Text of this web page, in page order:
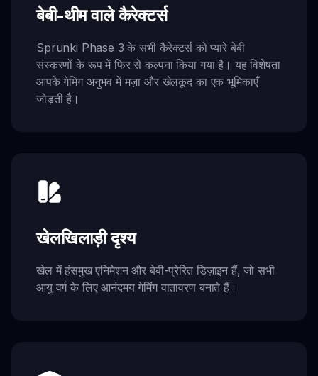
बेबी-थीम वाले कैरेक्टर्स
Sprunki Phase 3 के सभी कैरेक्टर्स को प्यारे बेबी
संस्करणों के रूप में फिर से कल्पना किया गया है। यह विशेषता
आपके गेमिंग अनुभव में मज़ा और खेलकूद का एक भूमिकाएँ
जोड़ती है।
खेलखिलाड़ी दृश्य
खेल में हंसमुख एनिमेशन और बेबी-प्रेरित डिज़ाइन हैं, जो सभी
आयु वर्ग के लिए आनंदमय गेमिंग वातावरण बनाते हैं।